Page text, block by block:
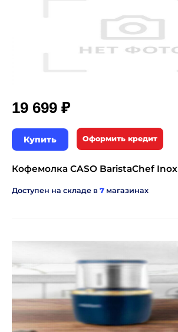
19 699 ₽
Купить Оформить кредит
Кофемолка CASO BaristaChef Inox
Доступен на складе в 7 магазинах